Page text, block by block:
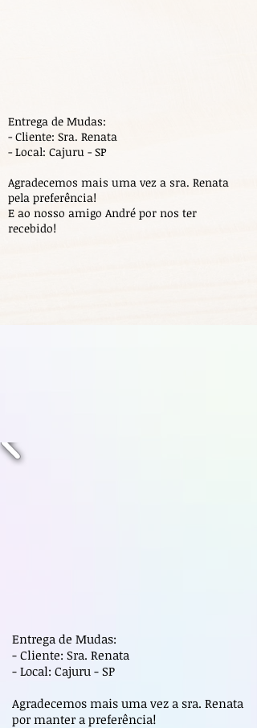
Entrega de Mudas:
- Cliente: Sra. Renata
- Local: Cajuru - SP
Agradecemos mais uma vez a sra. Renata
pela preferência!
E ao nosso amigo André por nos ter
recebido!
Entrega de Mudas:
- Cliente: Sra. Renata
- Local: Cajuru - SP
Agradecemos mais uma vez a sra. Renata
por manter a preferência!